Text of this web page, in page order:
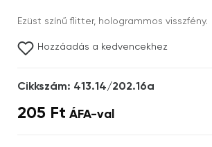
Ezüst színű flitter, hologrammos visszfény.
Hozzáadás a kedvencekhez
Cikkszám: 413.14/202.16a
205 Ft ÁFA-val